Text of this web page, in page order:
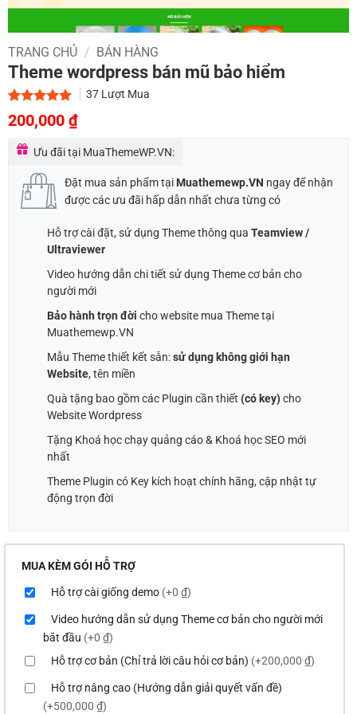
TRANG CHỦ / BÁN HÀNG
Theme wordpress bán mũ bảo hiểm
5.00trên 5
dựa trên
1
37Lượt Mua
Giá
gốc
là:
1,000,000 ₫.
200,000 ₫Giá
tại
là:
200,000 ₫.
Ưu đãi tại MuaThemeWP.VN:
Đặt mua sản phẩm tại Muathemewp.VN ngay để nhận
được các ưu đãi hấp dẫn nhất chưa từng có
Hỗ trợ cài đặt, sử dụng Theme thông qua Teamview /
Ultraviewer
Video hướng dẫn chi tiết sử dụng Theme cơ bản cho
người mới
Bảo hành trọn đời cho website mua Theme tại
Muathemewp.VN
Mẫu Theme thiết kết sẵn:sử dụng không giới hạn
Website, tên miền
Quà tặng bao gồm các Plugin cần thiết (có key)cho
Website Wordpress
Tặng Khoá học chạy quảng cáo & Khoá học SEO mới
nhất
Theme Plugin có Key kích hoạt chính hãng, cập nhật tự
động trọn đời
MUA KÈM GÓI HỖ TRỢ
Hỗ trợ cài giống demo (+0 ₫)
Video hướng dẫn sử dụng Theme cơ bản cho người mới
bắt đầu (+0 ₫)
Hỗ trợ cơ bản (Chỉ trả lời câu hỏi cơ bản) (+200,000 ₫)
Hỗ trợ nâng cao (Hướng dẫn giải quyết vấn đề)
(+500,000 ₫)